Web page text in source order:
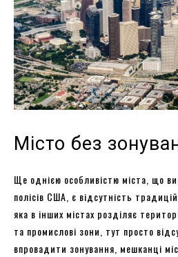
Місто без
Ще однією особливістю міста, що
полісів США, є відсутність
яка в інших містах розділяє
та промислові зони, тут просто
впровадити зонування, мешканці